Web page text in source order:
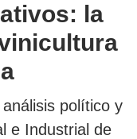
la
político y
e Industrial de